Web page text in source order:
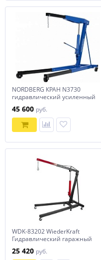
NORDBERG КРАН N3730
гидравлический усиленный
нагнетанием
45 600 руб.
WDK-83202 WiederKraft
Гидравлический гаражный
25 420 руб.